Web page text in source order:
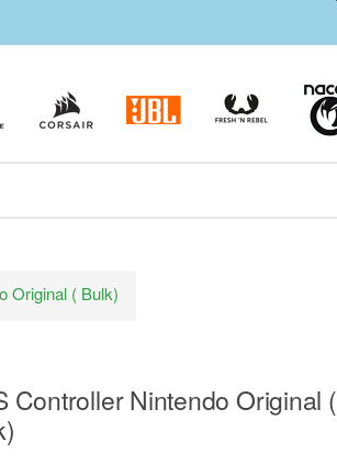
Original ( Bulk)
Controller Nintendo Original (